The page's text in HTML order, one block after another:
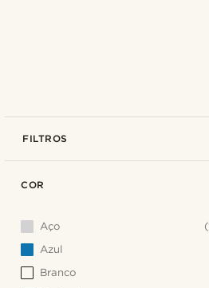
FILTROS
COR
Aço
Azul
Branco